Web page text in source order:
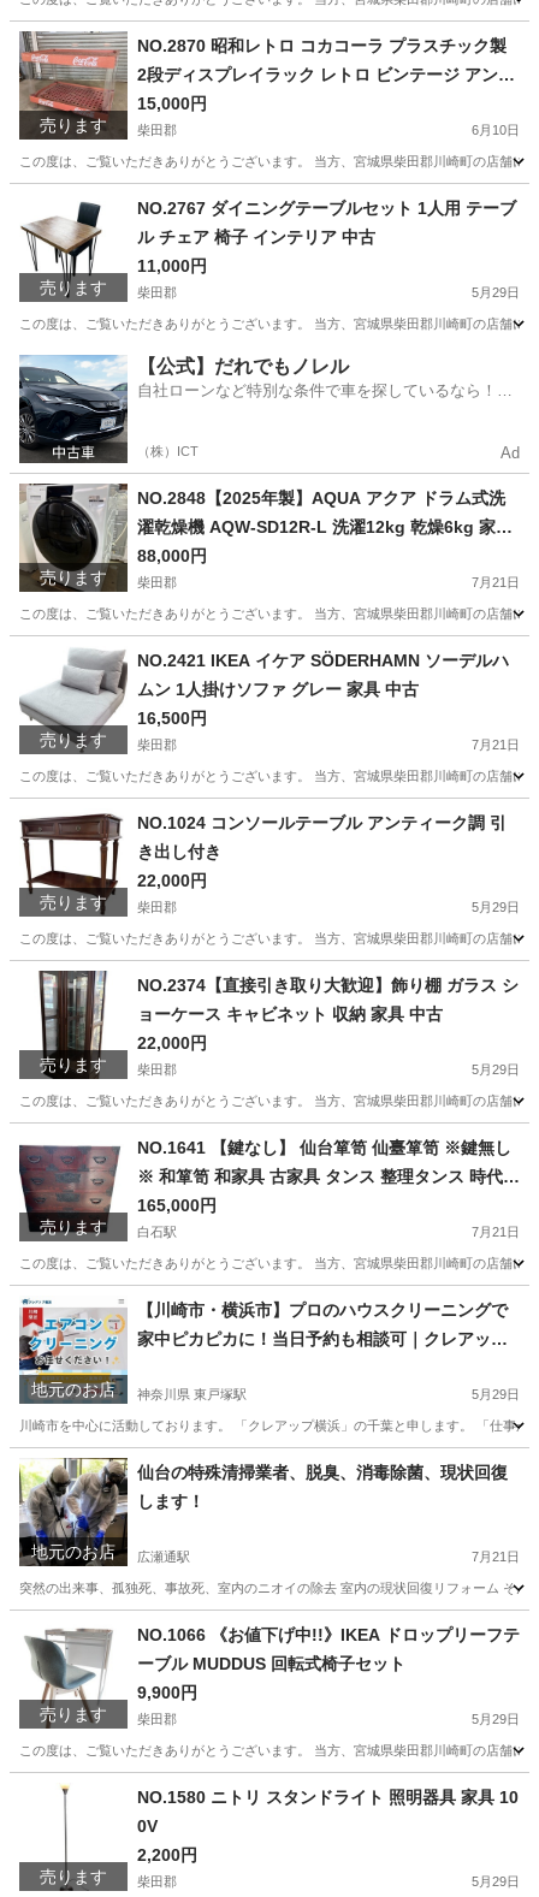
宮城 柴田郡 エリア
売ります
NO.2870 昭和レトロ コカコーラ プラスチック製
2段ディスプレイラック レトロ ビンテージ アンテ
ィーク 当時物 非売品 中古
15,000円
柴田郡 6月10日
この度は、ご覧いただきありがとうございます。 当方、宮城県柴田郡川崎町の店舗
売ります
NO.2767 ダイニングテーブルセット 1人用 テーブ
ル チェア 椅子 インテリア 中古
11,000円
柴田郡 5月29日
この度は、ご覧いただきありがとうございます。 当方、宮城県柴田郡川崎町の店舗
宮城 柴田郡 ダイニングセット エリア
【公式】だれでもノレル
自社ローンなど特別な条件で車を探しているなら！金
（株）ICT Ad
売ります
NO.2848【2025年製】AQUA アクア ドラム式洗
濯乾燥機 AQW-SD12R-L 洗濯12kg 乾燥6kg 家電
中古
88,000円
柴田郡 7月21日
この度は、ご覧いただきありがとうございます。 当方、宮城県柴田郡川崎町の店舗
柴田郡
売ります
NO.2421 IKEA イケア SÖDERHAMN ソーデルハ
ムン 1人掛けソファ グレー 家具 中古
16,500円
柴田郡 7月21日
この度は、ご覧いただきありがとうございます。 当方、宮城県柴田郡川崎町の店舗
柴田郡
売ります
NO.1024 コンソールテーブル アンティーク調 引
き出し付き
22,000円
柴田郡 5月29日
この度は、ご覧いただきありがとうございます。 当方、宮城県柴田郡川崎町の店舗
宮城 柴田郡 コンソールテーブル
売ります
NO.2374【直接引き取り大歓迎】飾り棚 ガラス シ
ョーケース キャビネット 収納 家具 中古
22,000円
柴田郡 5月29日
この度は、ご覧いただきありがとうございます。 当方、宮城県柴田郡川崎町の店舗
ショーケース
売ります
NO.1641 【鍵なし】 仙台箪笥 仙臺箪笥 ※鍵無し
※ 和箪笥 和家具 古家具 タンス 整理タンス 時代箪
笥 中古
165,000円
白石駅 7月21日
この度は、ご覧いただきありがとうございます。 当方、宮城県柴田郡川崎町の店舗
宮城 白石市 白石駅 収納家具 箪笥
地元のお店
【川崎市・横浜市】プロのハウスクリーニングで
家中ピカピカに！当日予約も相談可｜クレアップ
神奈川県 東戸塚駅 5月29日
川崎市を中心に活動しております。 「クレアップ横浜」の千葉と申します。 「仕事
神奈川 横浜市 東戸塚駅 ハウスクリーニング 外壁
地元のお店
仙台の特殊清掃業者、脱臭、消毒除菌、現状回復
します！
広瀬通駅 7月21日
突然の出来事、孤独死、事故死、室内のニオイの除去 室内の現状回復リフォーム そ
仙台市 その他 孤独死
売ります
NO.1066 《お値下げ中!!》IKEA ドロップリーフテ
ーブル MUDDUS 回転式椅子セット
9,900円
柴田郡 5月29日
この度は、ご覧いただきありがとうございます。 当方、宮城県柴田郡川崎町の店舗
オフィス用家具 MUDDUS
売ります
NO.1580 ニトリ スタンドライト 照明器具 家具 10
0V
2,200円
柴田郡 5月29日